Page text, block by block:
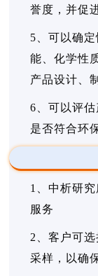
誉度，并促
5、可以确
能、化学性
产品设计、
6、可以评
是否符合环
1、中析研
服务
2、客户可
采样，以确